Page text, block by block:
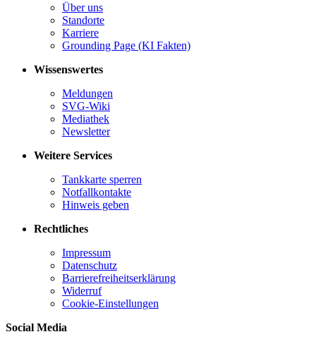
Über uns
Standorte
Karriere
Grounding Page (KI Fakten)
Wissenswertes
Meldungen
SVG-Wiki
Mediathek
Newsletter
Weitere Services
Tankkarte sperren
Notfallkontakte
Hinweis geben
Rechtliches
Impressum
Datenschutz
Barrierefreiheitserklärung
Widerruf
Cookie-Einstellungen
Social Media